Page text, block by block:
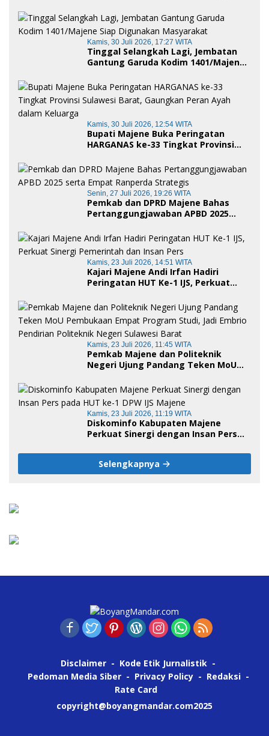
Royong dan Cinta Tanah Air
Kamis, 30 Juli 2026, 17:27 WITA
Tinggal Selangkah Lagi, Jembatan
Gantung Garuda Kodim 1401/Majene
Kamis, 30 Juli 2026, 12:54 WITA
Bupati Majene Buka Peringatan
HARGANAS ke-33 Tingkat Provinsi
Ayah dalam Keluarga
Senin, 27 Juli 2026, 19:26 WITA
Pemkab dan DPRD Majene Bahas
Pertanggungjawaban APBD 2025
Kamis, 23 Juli 2026, 14:51 WITA
Kajari Majene Andi Irfan Hadiri
Peringatan HUT Ke-1 IJS, Perkuat
Kamis, 23 Juli 2026, 11:45 WITA
Pemkab Majene dan Politeknik
Negeri Ujung Pandang Teken MoU
Jadi Embrio Pendirian Politeknik
Negeri Sulawesi Barat
Kamis, 23 Juli 2026, 11:19 WITA
Diskominfo Kabupaten Majene
Perkuat Sinergi dengan Insan Pers
Selengkapnya
Disclaimer
Kode Etik Jurnalistik
Pedoman Media Siber
Privacy Policy
Redaksi
Rate Card
copyright@boyangmandar.com2025